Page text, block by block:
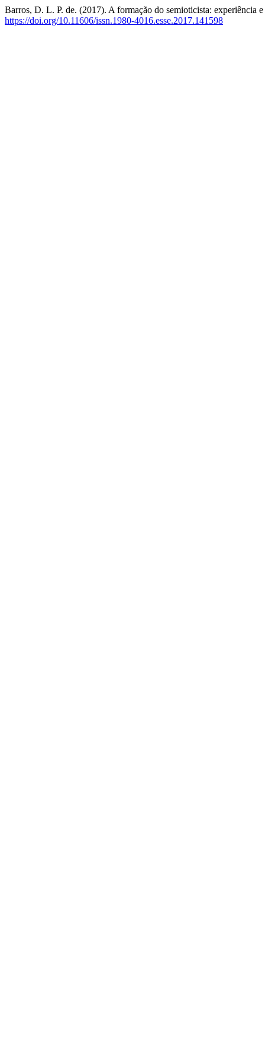
Barros, D. L. P. de. (2017). A formação do semioticista: experiência
https://doi.org/10.11606/issn.1980-4016.esse.2017.141598